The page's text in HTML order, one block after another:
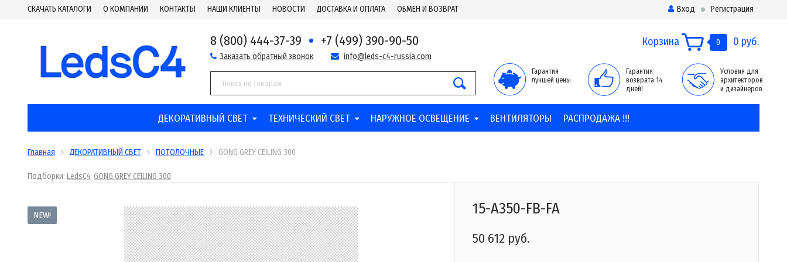
СКАЧАТЬ КАТАЛОГИ О КОМПАНИИ КОНТАКТЫ НАШИ КЛИЕНТЫ НОВОСТИ ДОСТАВКА И ОПЛАТА ОБМЕН И ВОЗВРАТ Вход Регистрация
8 (800) 444-37-39 +7 (499) 390-90-50
Заказать обратный звонок info@leds-c4-russia.com
Корзина 0 0 руб.
Гарантия
лучшей цены
Гарантия
возврата 14
дней!
Условия для
архитекторов
и дизайнеров
ДЕКОРАТИВНЫЙ СВЕТ ТЕХНИЧЕСКИЙ СВЕТ НАРУЖНОЕ ОСВЕЩЕНИЕ ВЕНТИЛЯТОРЫ РАСПРОДАЖА !!!
Главная ДЕКОРАТИВНЫЙ СВЕТ ПОТОЛОЧНЫЕ GONG GREY CEILING 300
Подборки: LedsC4 GONG GREY CEILING 300
NEW! 15-A350-FB-FA
50 612 руб.